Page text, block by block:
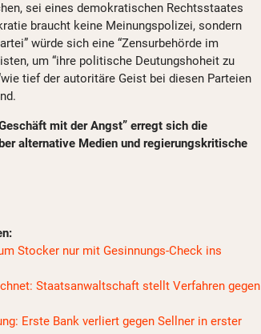
sei eines demokratischen Rechtsstaates
braucht keine Meinungspolizei, sondern
würde sich eine “Zensurbehörde im
um “ihre politische Deutungshoheit zu
tief der autoritäre Geist bei diesen Parteien
mit der Angst” erregt sich die
alternative Medien und regierungskritische
Stocker nur mit Gesinnungs-Check ins
Staatsanwaltschaft stellt Verfahren gegen
Erste Bank verliert gegen Sellner in erster